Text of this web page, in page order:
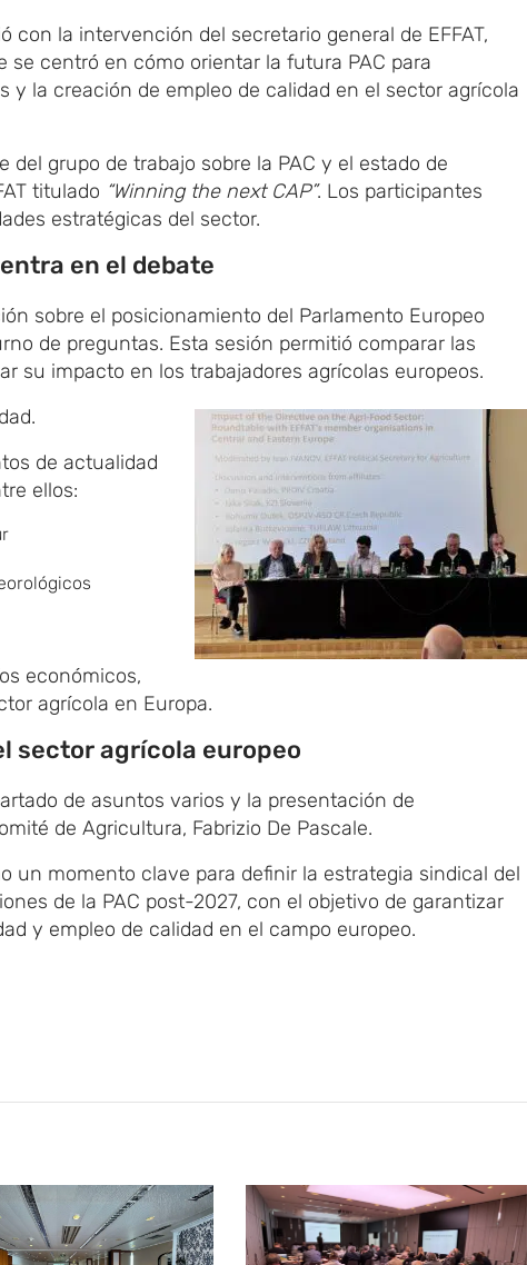
con la intervención del secretario general de EFFAT,
se centró en cómo orientar la futura PAC para
y la creación de empleo de calidad en el sector agrícola
grupo de trabajo sobre la PAC y el estado de
titulado “Winning the next CAP”. Los participantes
estratégicas del sector.
en el debate
sobre el posicionamiento del Parlamento Europeo
de preguntas. Esta sesión permitió comparar las
su impacto en los trabajadores agrícolas europeos.
de actualidad
ellos:
económicos,
agrícola en Europa.
sector agrícola europeo
de asuntos varios y la presentación de
de Agricultura, Fabrizio De Pascale.
un momento clave para definir la estrategia sindical del
de la PAC post-2027, con el objetivo de garantizar
y empleo de calidad en el campo europeo.